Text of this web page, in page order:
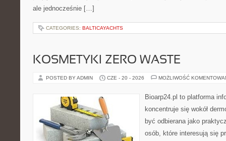
ale jednocześnie […]
CATEGORIES: BALTICAYACHTS
KOSMETYKI ZERO WASTE
POSTED BY ADMIN CZE - 20 - 2026 MOŻLIWOŚĆ
Bioarp24.pl to platforma
koncentruje się wokół
być odbierana jako
osób, które interesują się